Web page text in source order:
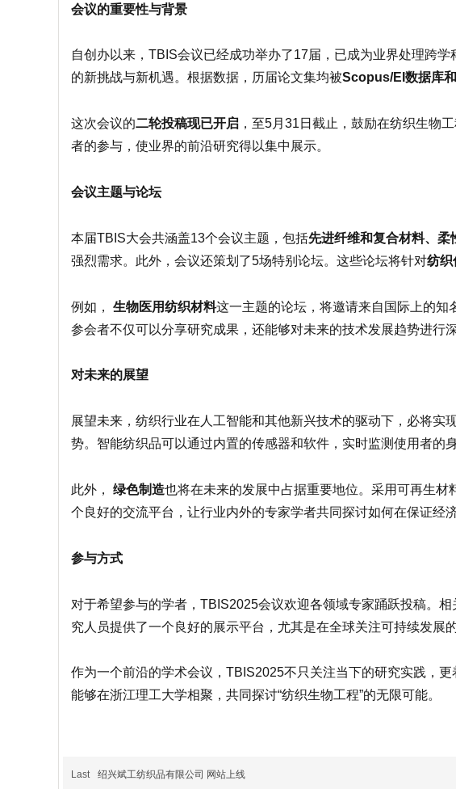
会议的重要性与背景
自创办以来，TBIS会议已经成功举办了17届，已成为业界处理跨
的新挑战与新机遇。根据数据，历届论文集均被Scopus/EI数据库
这次会议的二轮投稿现已开启 ，至5月31日截止，鼓励在纺织生物
者的参与，使业界的前沿研究得以集中展示。
会议主题与论坛
本届TBIS大会共涵盖13个会议主题，包括先进纤维和复合材料、
强烈需求。此外，会议还策划了5场特别论坛。这些论坛将针对纺织
例如， 生物医用纺织材料这一主题的论坛，将邀请来自国际上的知
参会者不仅可以分享研究成果，还能够对未来的技术发展趋势进行深
对未来的展望
展望未来，纺织行业在人工智能和其他新兴技术的驱动下，必将实
势。智能纺织品可以通过内置的传感器和软件，实时监测使用者的
此外， 绿色制造也将在未来的发展中占据重要地位。采用可再生
个良好的交流平台，让行业内外的专家学者共同探讨如何在保证经
参与方式
对于希望参与的学者，TBIS2025会议欢迎各领域专家踊跃投稿。
究人员提供了一个良好的展示平台，尤其是在全球关注可持续发展
作为一个前沿的学术会议，TBIS2025不只关注当下的研究实践，
能够在浙江理工大学相聚，共同探讨“纺织生物工程”的无限可能。
Last 绍兴斌工纺织品有限公司 网站上线